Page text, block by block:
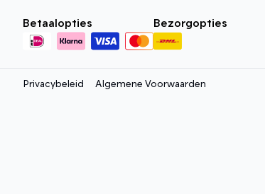
Betaalopties Bezorgopties
Privacybeleid Algemene Voorwaarden